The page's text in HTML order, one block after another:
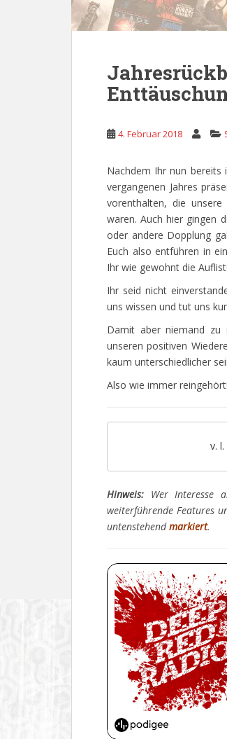
4. Februar 2018
Nachdem Ihr nun bereits
vergangenen Jahres
vorenthalten, die
waren. Auch hier gingen
oder andere Dopplung
Euch also entführen in
Ihr wie gewohnt die
Ihr seid nicht
uns wissen und tut uns
Damit aber niemand zu
unseren positiven
kaum unterschiedlicher
Also wie immer reingehört!
v.
Hinweis: Wer Interesse
weiterführende Features
untenstehendmarkiert.